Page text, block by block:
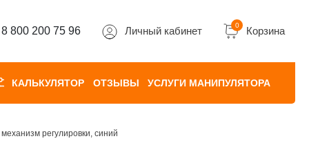
8 800 200 75 96 Личный кабинет 0 Корзина
КАЛЬКУЛЯТОР ОТЗЫВЫ УСЛУГИ МАНИПУЛЯТОРА
регулировки, синий